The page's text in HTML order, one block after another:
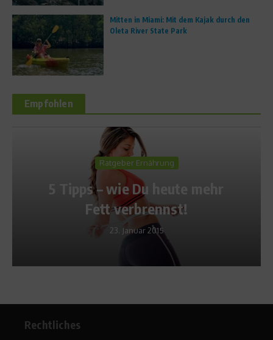
Mitten in Miami: Mit dem Kajak durch den
Oleta River State Park
Empfohlen
Rechtliches